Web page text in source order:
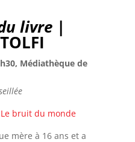
livre |
Médiathèque de
bruit du monde
mère à 16 ans et a